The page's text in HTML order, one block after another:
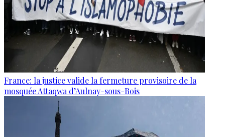
France: la justice valide la fermeture provisoire de la
mosquée Attaqwa d’Aulnay-sous-Bois